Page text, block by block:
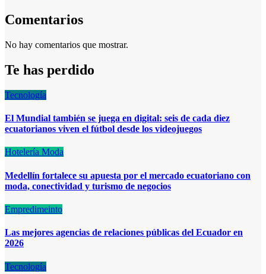
Comentarios
No hay comentarios que mostrar.
Te has perdido
Tecnología
El Mundial también se juega en digital: seis de cada diez
ecuatorianos viven el fútbol desde los videojuegos
Hotelería Moda
Medellín fortalece su apuesta por el mercado ecuatoriano con
moda, conectividad y turismo de negocios
Empredimeinto
Las mejores agencias de relaciones públicas del Ecuador en
2026
Tecnología